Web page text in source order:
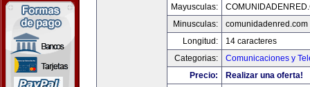
Mayusculas:
Minusculas:
comunidadenred.com
Longitud:
14 caracteres
Categorias:
Comunicaciones y
Precio:
Realizar una oferta!